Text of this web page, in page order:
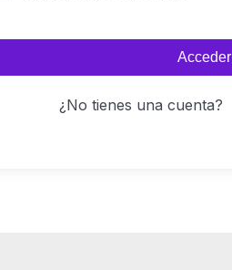
Acceder
¿No tienes una cuenta?